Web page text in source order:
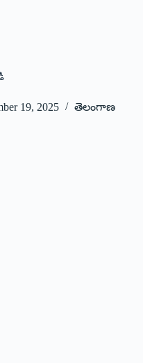
19, 2025 తెలంగాణ